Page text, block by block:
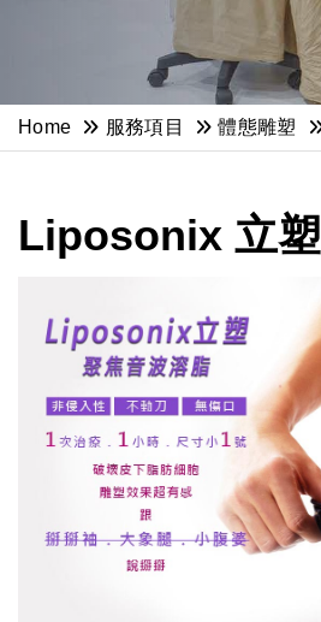
Home 服務項目 體態雕塑
Liposonix 立塑